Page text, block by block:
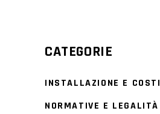
CATEGORIE
INSTALLAZIONE E COSTI
NORMATIVE E LEGALITÀ